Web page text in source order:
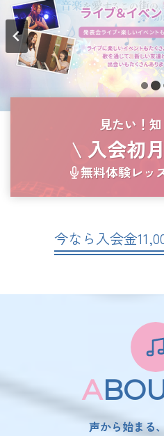
見たい！知
\ 入会初
無料体験レッ
今なら入会金
A
声から始まる